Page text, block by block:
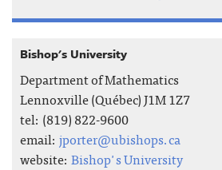
Bishop's University
Department of Mathematics
Lennoxville (Québec) J1M 1Z7
tel: (819) 822-9600
email: jporter@ubishops.ca
website: Bishop's University